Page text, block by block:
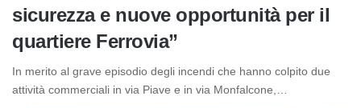
sicurezza e nuove opportunità per il
quartiere Ferrovia”
In merito al grave episodio degli incendi che hanno colpito due
attività commerciali in via Piave e in via Monfalcone,…